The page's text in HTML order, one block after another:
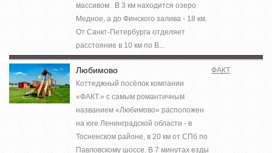
массивом. В 3 км находится озеро
Медное, а до Финского залива - 18 км.
От Санкт-Петербурга отделяет
расстояние в 10 км по В...
Любимово
Коттеджный посёлок компании
«ФАКТ.» с самым романтичным
названием «Любимово» расположен
на юге Ленинградской области - в
Тосненском районе, в 20 км от СПб по
Павловскому шоссе. В 7 минутах езды
ФАКТ